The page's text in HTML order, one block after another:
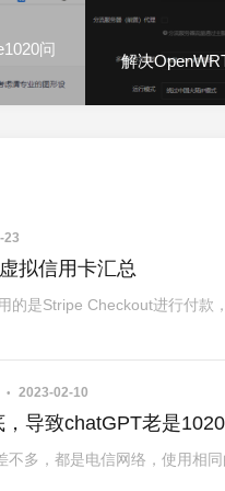
问
解决
23
拟信用卡汇总
的是Stripe Checkout进行付款
2023-02-10
导致chatGPT老是
多，都是电信网络，使用相